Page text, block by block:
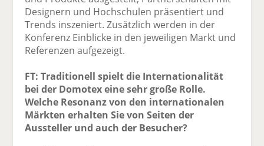
Designern und Hochschulen präsentiert und
Trends inszeniert. Zusätzlich werden in der
Konferenz Einblicke in den jeweiligen Markt und
Referenzen aufgezeigt.
FT: Traditionell spielt die Internationalität
bei der Domotex eine sehr große Rolle.
Welche Resonanz von den internationalen
Märkten erhalten Sie von Seiten der
Aussteller und auch der Besucher?